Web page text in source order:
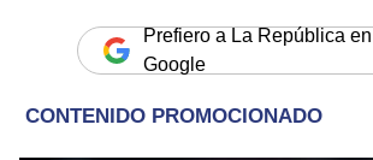
Prefiero a La República en
Google